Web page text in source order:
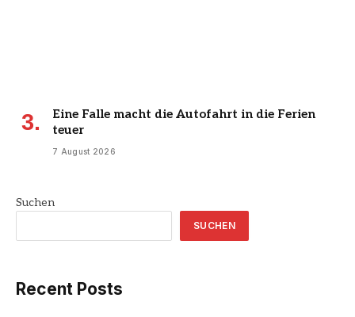
Eine Falle macht die Autofahrt in die Ferien
teuer
7 August 2026
Suchen
SUCHEN
Recent Posts